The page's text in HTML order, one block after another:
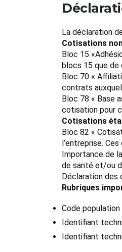
La déclaration
Cotisations
Bloc 15
blocs 15 que
Bloc 70 «
contrats
Bloc 78 « Base
cotisation pour
Cotisations
Bloc 82 «
l’entreprise.
Importance de
de santé et/ou
Déclaration des
Rubriques
Code
Identifiant
Identifiant